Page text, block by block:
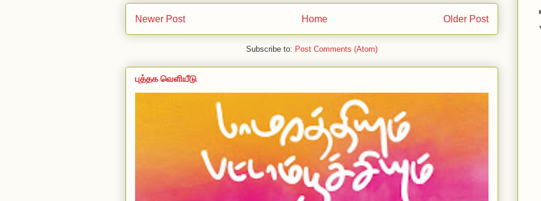
Newer Post Older Post
Home
Subscribe to: Post Comments (Atom)
புத்தக வெளியீடு